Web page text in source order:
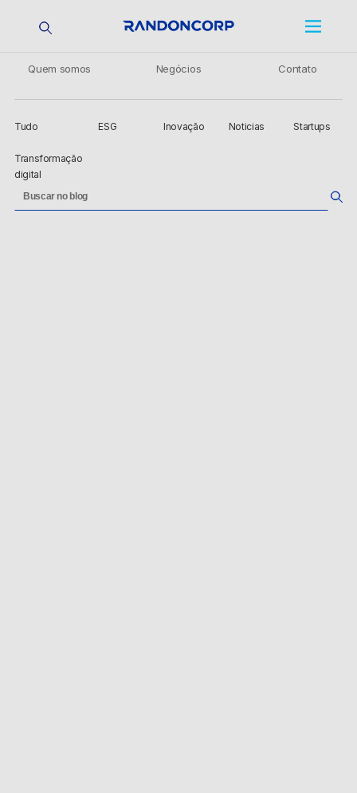
Quem somos Negócios Contato
Tudo ESG Inovação Noticias Startups
Transformação
digital